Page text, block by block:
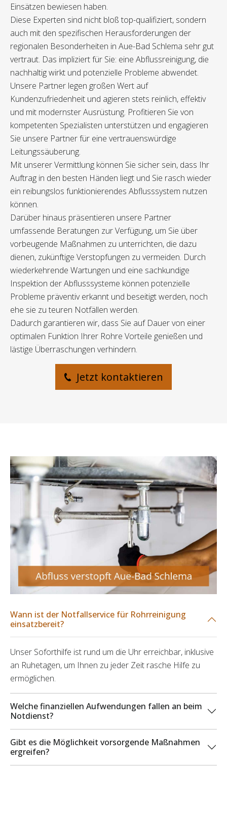
Einsätzen bewiesen haben.
Diese Experten sind nicht bloß top-qualifiziert, sondern
auch mit den spezifischen Herausforderungen der
regionalen Besonderheiten in Aue-Bad Schlema sehr gut
vertraut. Das impliziert für Sie: eine Abflussreinigung, die
nachhaltig wirkt und potenzielle Probleme abwendet.
Unsere Partner legen großen Wert auf
Kundenzufriedenheit und agieren stets reinlich, effektiv
und mit modernster Ausrüstung. Profitieren Sie von
kompetenten Spezialisten unterstützen und engagieren
Sie unsere Partner für eine vertrauenswürdige
Leitungssäuberung.
Mit unserer Vermittlung können Sie sicher sein, dass Ihr
Auftrag in den besten Händen liegt und Sie rasch wieder
ein reibungslos funktionierendes Abflusssystem nutzen
können.
Darüber hinaus präsentieren unsere Partner
umfassende Beratungen zur Verfügung, um Sie über
vorbeugende Maßnahmen zu unterrichten, die dazu
dienen, zukünftige Verstopfungen zu vermeiden. Durch
wiederkehrende Wartungen und eine sachkundige
Inspektion der Abflusssysteme können potenzielle
Probleme präventiv erkannt und beseitigt werden, noch
ehe sie zu teuren Notfällen werden.
Dadurch garantieren wir, dass Sie auf Dauer von einer
optimalen Funktion Ihrer Rohre Vorteile genießen und
lästige Überraschungen verhindern.
Jetzt kontaktieren
Wann ist der Notfallservice für Rohrreinigung
einsatzbereit?
Unser Soforthilfe ist rund um die Uhr erreichbar, inklusive
an Ruhetagen, um Ihnen zu jeder Zeit rasche Hilfe zu
ermöglichen.
Welche finanziellen Aufwendungen fallen an beim
Notdienst?
Gibt es die Möglichkeit vorsorgende Maßnahmen
ergreifen?